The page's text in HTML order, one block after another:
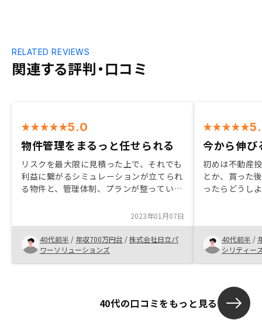
関連する評判・口コミ
RELATED REVIEWS
5.0
物件管理をまるっと任せられる
リスクを最大限に見積った上で、それでも
利益に繋がるシミュレーションが立てられ
る物件と、管理体制、プランが整ってい
管理なのでリノベーション費用等を見越し
た運営がされているところが魅力。
2023年01月07日
40代前半 / 年収700万円台 /株式会社日立パ
ワーソリューションズ
今から伸び
初めは不動産
とか、買った
ったらどうし
が大変魅力的
丁寧な説明を
40代前半 /
シリティー
40代の口コミをもっと見る